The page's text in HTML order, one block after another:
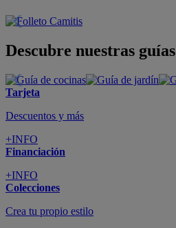
Descubre nuestras guías
Tarjeta
Descuentos y más
+INFO
Financiación
+INFO
Colecciones
Crea tu propio estilo